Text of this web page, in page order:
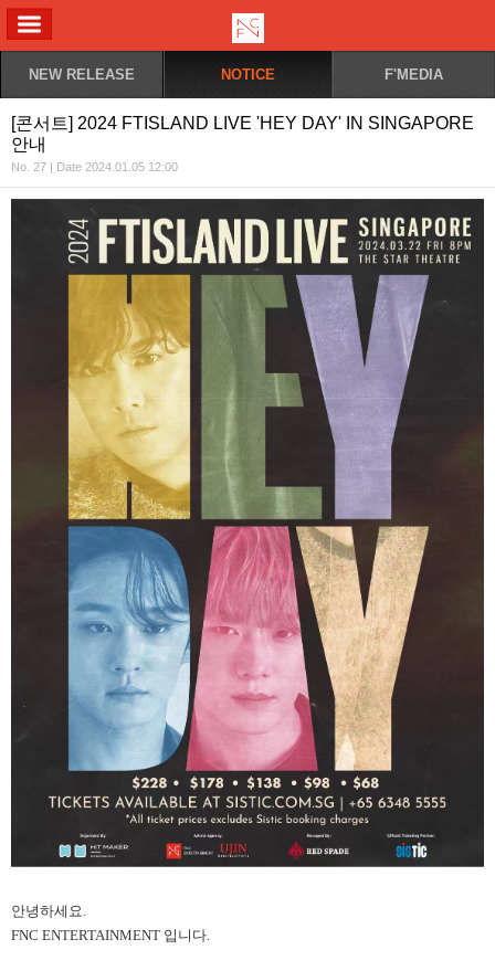
NEW RELEASE NOTICE F'MEDIA
[콘서트] 2024 FTISLAND LIVE 'HEY DAY' IN SINGAPORE
안내
No. 27 | Date 2024.01.05 12:00
안녕하세요.
FNC ENTERTAINMENT 입니다.